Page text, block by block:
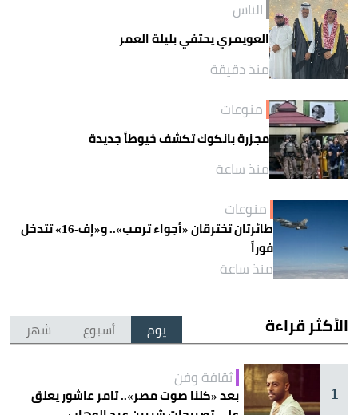
الناس
العويمري يحتفي بليلة العمر
منذ دقيقة
منوعات
مجزرة بانكوك تكشف خيوطاً جديدة
منذ ساعة
منوعات
طائرتان تخترقان «أجواء ترمب».. و«إف-16» تتدخل
فوراً
منذ ساعة
الأكثر قراءة يوم أسبوع شهر
1
ثقافة وفن
بعد «كلنا صوت مصر».. تامر عاشور يعلق